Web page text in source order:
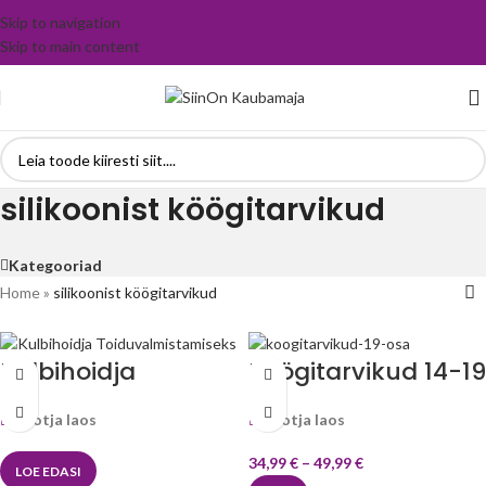
Skip to navigation
Skip to main content
silikoonist köögitarvikud
Kategooriad
Home» silikoonist köögitarvikud
Kulbihoidja
Toiduvalmistamise
Tootja laos
LOE EDASI
Köögitarvikud 14-19
osa –
LovelyKitchen™
Tootja laos
34,99€ – 49,99€